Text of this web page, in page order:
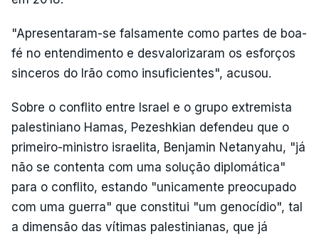
"Apresentaram-se falsamente como partes de boa-
fé no entendimento e desvalorizaram os esforços
sinceros do Irão como insuficientes", acusou.
Sobre o conflito entre Israel e o grupo extremista
palestiniano Hamas, Pezeshkian defendeu que o
primeiro-ministro israelita, Benjamin Netanyahu, "já
não se contenta com uma solução diplomática"
para o conflito, estando "unicamente preocupado
com uma guerra" que constitui "um genocídio", tal
a dimensão das vítimas palestinianas, que já